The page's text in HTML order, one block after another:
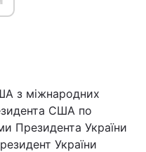
з міжнародних
США по
Президента України
України